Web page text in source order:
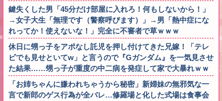
鍵失くした男「45分だけ部屋に入れろ！何もしないから！」
→女子大生「無理です（警察呼びます）」→男「熱中症にな
れってか！使えないな！」完全に不審者で草ｗｗｗ
休日に甥っ子をアポなし託児を押し付けてきた兄嫁！「テレ
ビでも見せといてw」と言うので『Gガンダム』を一気見させ
た結果……甥っ子が重度の中二病を発症して家で大暴れｗｗ
「お姉ちゃんに嫌われちゃうから秘密」新婦妹の無邪気な一
言で新郎のゲス行為が全バレ…修羅場と化した式場は食事会